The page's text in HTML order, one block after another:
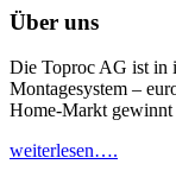
Über uns
Die Toproc AG ist in
Montagesystem –
Home-Markt gewinnt
weiterlesen….